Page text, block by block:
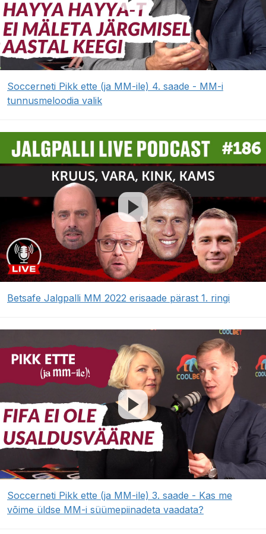
Soccerneti Pikk ette (ja MM-ile) 4. saade - MM-i
tunnusmeloodia valik
Betsafe Jalgpalli MM 2022 erisaade pärast 1. ringi
Soccerneti Pikk ette (ja MM-ile) 3. saade - Kas me
võime üldse MM-i süümepiinadeta vaadata?